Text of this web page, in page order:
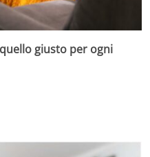
giusto per ogni